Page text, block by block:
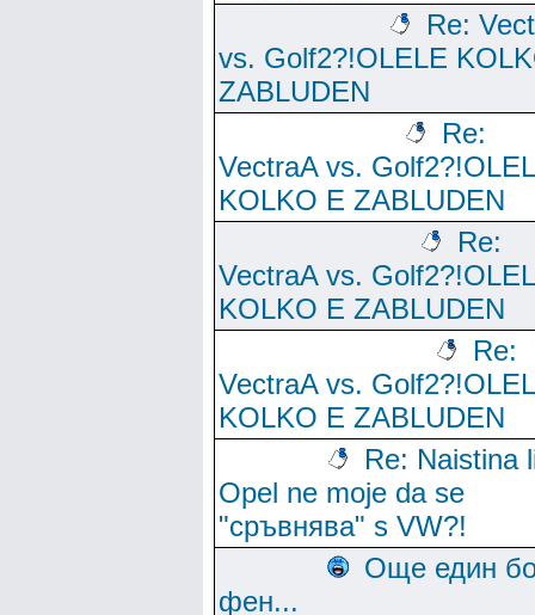
Re:
vs. Golf2?!OLELE
ZABLUDEN
Re:
VectraA vs.
KOLKO E ZABLUDEN
Re:
VectraA vs.
KOLKO E ZABLUDEN
Re:
VectraA vs.
KOLKO E ZABLUDEN
Re: Naistina
Opel ne moje da se
"сръвнява" s VW?!
Още един
фен...